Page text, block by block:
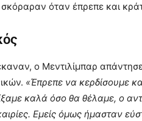
σκόραραν όταν έπρεπε και
ο Μεντιλίμπαρ
«Έπρεπε να κερδίσουμε
καλά όσο θα θέλαμε, ο
Εμείς όμως ήμασταν